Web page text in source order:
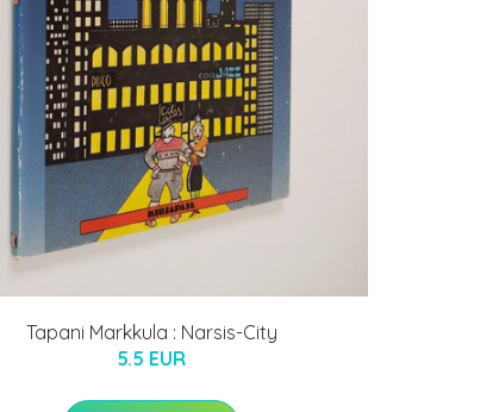
Tapani Markkula : Narsis-City
5.5 EUR